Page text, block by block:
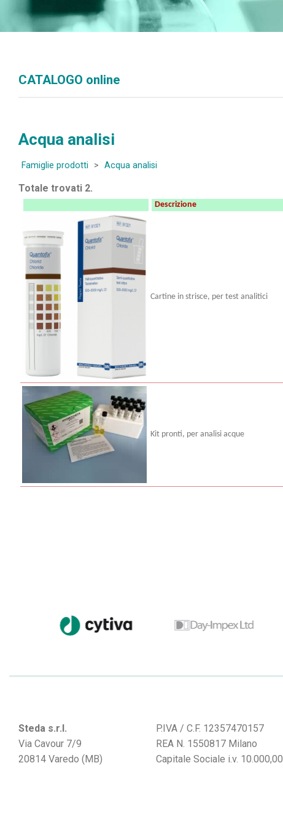
CATALOGO online
Acqua analisi
Famiglie prodotti > Acqua analisi
Totale trovati 2.
Descrizione
Cartine in strisce, per test analitici
Kit pronti, per analisi acque
Steda s.r.l.
Via Cavour 7/9
20814 Varedo (MB)
P.IVA / C.F. 12357470157
REA N. 1550817 Milano
Capitale Sociale i.v. 10.000,00